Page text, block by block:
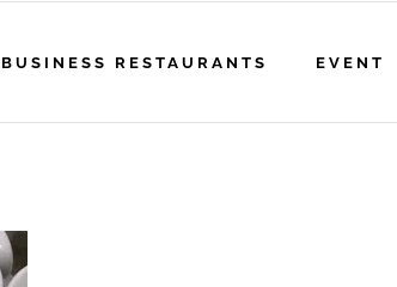
BUSINESS RESTAURANTS EVENT